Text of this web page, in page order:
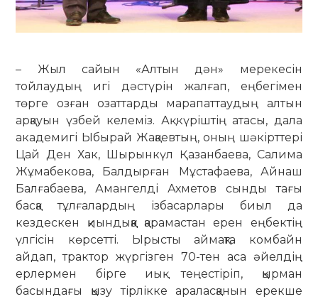
– Жыл сайын «Алтын дән» мерекесін
тойлаудың игі дәстүрін жалғап, еңбегімен
төрге озған озаттарды марапаттаудың алтын
арқауын үзбей келеміз. Ақ күріштің атасы, дала
академигі Ыбырай Жақаевтың, оның шәкірттері
Цай Ден Хак, Шырынкүл Қазанбаева, Салима
Жұмабекова, Балдырған Мұстафаева, Айнаш
Балғабаева, Амангелді Ахметов сынды тағы
басқа тұлғалардың ізба­сарлары биыл да
кездескен қиын­дыққа қарамастан ерен еңбектің
үлгісін көрсетті. Ырысты аймақта комбайн
айдап, трактор жүргізген 70-тен аса әйелдің
ерлермен бірге иық теңестіріп, қырман
басындағы қызу тірлікке ара­ласқанын ерекше